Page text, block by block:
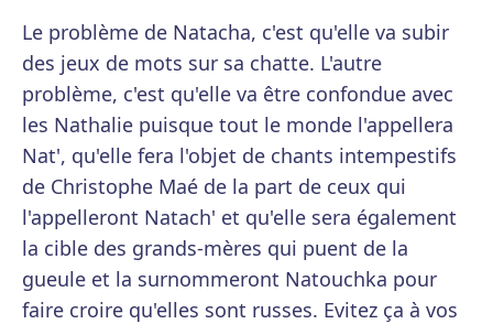
Le problème de Natacha, c'est qu'elle va subir
des jeux de mots sur sa chatte. L'autre
problème, c'est qu'elle va être confondue avec
les Nathalie puisque tout le monde l'appellera
Nat', qu'elle fera l'objet de chants intempestifs
de Christophe Maé de la part de ceux qui
l'appelleront Natach' et qu'elle sera également
la cible des grands-mères qui puent de la
gueule et la surnommeront Natouchka pour
faire croire qu'elles sont russes. Evitez ça à vos